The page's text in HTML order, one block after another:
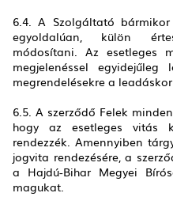
6.4. A Szolgáltató
egyoldalúan, külön
módosítani. Az esetleges
megjelenéssel
megrendelésekre a
6.5. A szerződő Felek
hogy az esetleges vitás
rendezzék. Amennyiben
jogvita rendezésére, a
a Hajdú-Bihar Megyei
magukat.